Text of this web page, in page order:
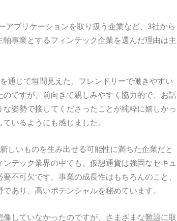
アプリケーションを取り扱う企業など、3社から
事業とするフィンテック企業を選んだ理由は主
通じて垣間見えた、フレンドリーで働きやすい
ですが、前向きで親しみやすく協力的で、お話
姿勢で接してくださったことが純粋に嬉しかっ
いるようにも感じました。
しいものを生み出せる可能性に満ちた企業だと
テック業界の中でも、仮想通貨は強固なセキュ
不可欠です。事業の成長性はもちろんのこと、
あり、高いポテンシャルを秘めています。
していなかったのですが、さまざまな難題に取